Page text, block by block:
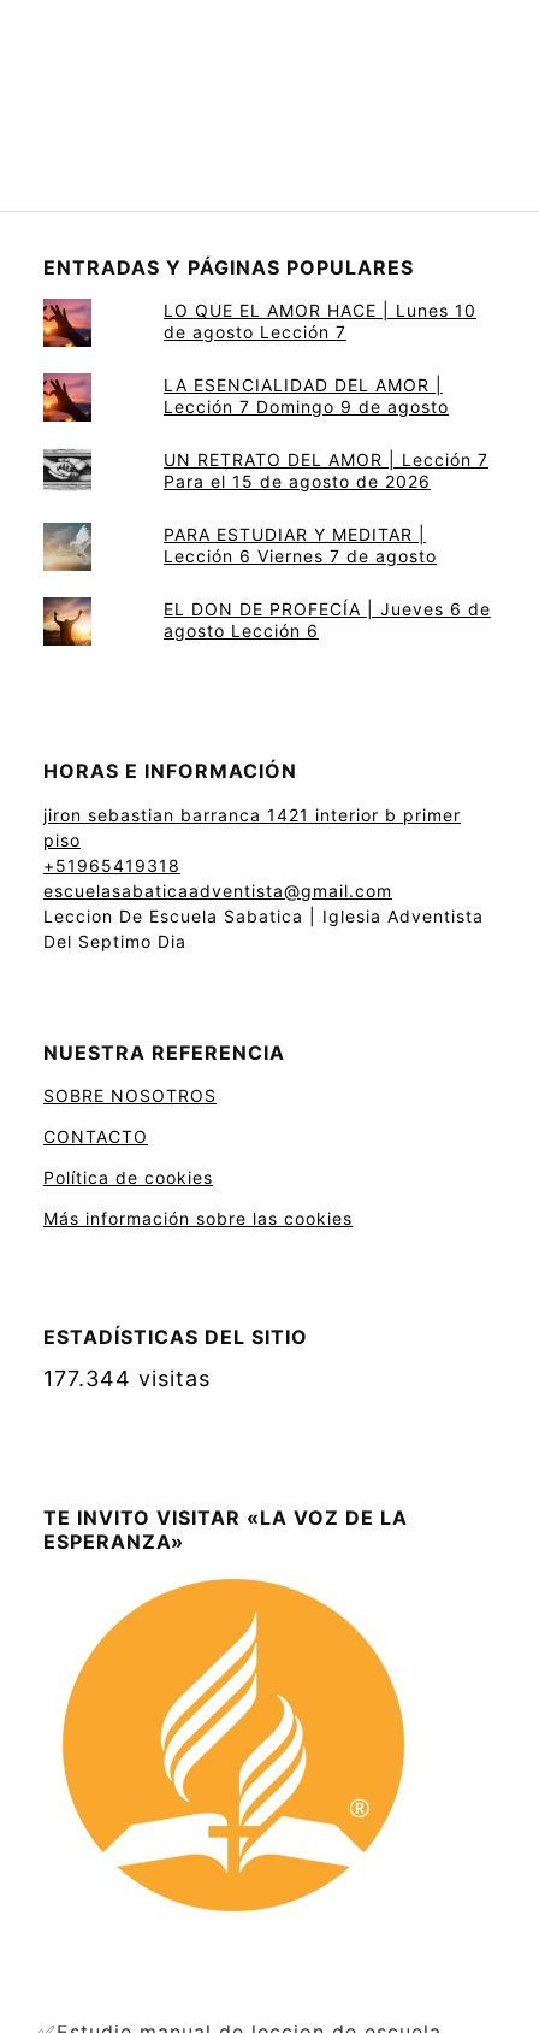
ENTRADAS Y PÁGINAS POPULARES
LO QUE EL AMOR HACE | Lunes 10
de agosto Lección 7
LA ESENCIALIDAD DEL AMOR |
Lección 7 Domingo 9 de agosto
UN RETRATO DEL AMOR | Lección 7
Para el 15 de agosto de 2026
PARA ESTUDIAR Y MEDITAR |
Lección 6 Viernes 7 de agosto
EL DON DE PROFECÍA | Jueves 6 de
agosto Lección 6
HORAS E INFORMACIÓN
jiron sebastian barranca 1421 interior b primer
piso
+51965419318
escuelasabaticaadventista@gmail.com
Leccion De Escuela Sabatica | Iglesia Adventista
Del Septimo Dia
NUESTRA REFERENCIA
SOBRE NOSOTROS
CONTACTO
Política de cookies
Más información sobre las cookies
ESTADÍSTICAS DEL SITIO
177.344 visitas
TE INVITO VISITAR «LA VOZ DE LA
ESPERANZA»